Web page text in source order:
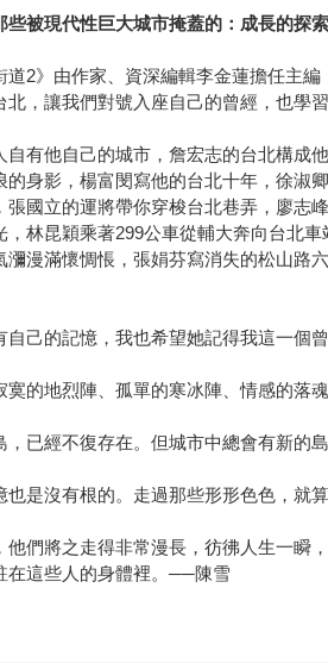
些被現代性巨大城市掩蓋的：成長的
道2》由作家、資深編輯李金蓮擔任主
北，讓我們對號入座自己的曾經，也學
自有他自己的城市，詹宏志的台北構成
的身影，楊富閔寫他的台北十年，徐淑
張國立的運將帶你穿梭台北巷弄，廖志
，林昆穎乘著299公車從輔大奔向台北
瀰漫滿懷惆悵，張娟芬寫消失的松山
自己的記憶，我也希望她記得我這一
寞的地烈陣、孤單的寒冰陣、情感的落
，已經不復存在。但城市中總會有新的
也是沒有根的。走過那些形形色色，就
他們將之走得非常漫長，彷彿人生一瞬
在這些人的身體裡。──陳雪